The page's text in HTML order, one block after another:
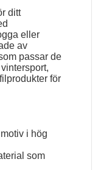
ditt
eller
av
passar de
för
i hög
som